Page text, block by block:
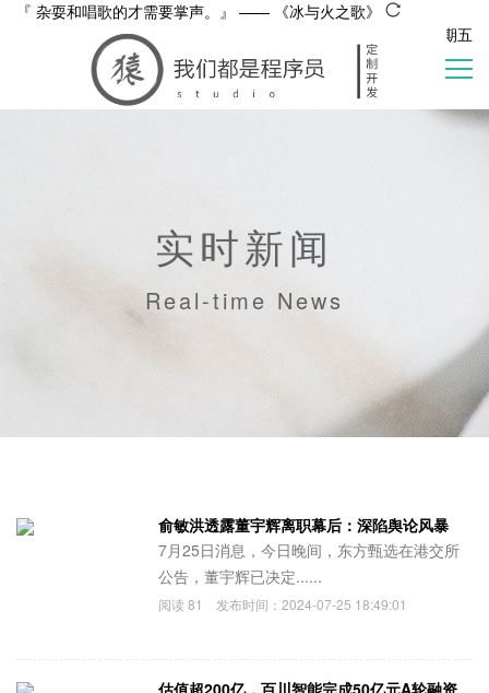
『 杂耍和唱歌的才需要掌声。 』 —— 《冰与火之歌》
2025-12-26 09:55 星期五
实时新闻
Real-time News
俞敏洪透露董宇辉离职幕后：深陷舆论风暴
7月25日消息，今日晚间，东方甄选在港交所
公告，董宇辉已决定......
阅读81 发布时间：2024-07-25 18:49:01
估值超200亿，百川智能完成50亿元A轮融资